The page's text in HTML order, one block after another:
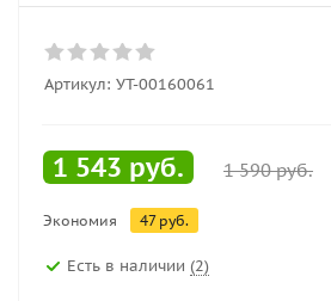
Артикул: УТ-00160061
1 543 руб. 1 590руб.
Экономия 47руб.
Есть в наличии (2)